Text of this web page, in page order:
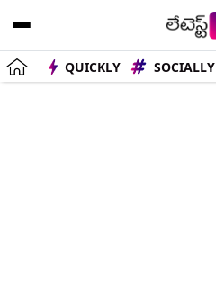
QUICKLY SOCIALLY